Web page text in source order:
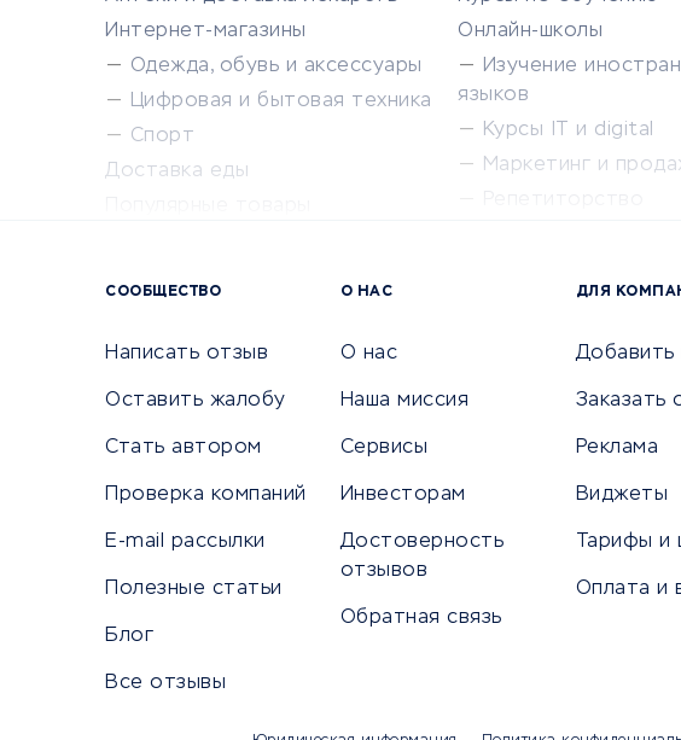
Интернет-магазины
Одежда, обувь и аксессуары
Цифровая и бытовая техника
Спорт
Доставка еды
Онлайн-школы
Изучение
языков
Курсы IT и digital
Маркетинг и
Университеты
Кредитные карты
Дебетовые карты
Микрофинансовые организации
Платежные системы
Покупка билетов
Бронирование
Санатории
Авиакомпании
СООБЩЕСТВО
Написать отзыв
Оставить жалобу
Стать автором
Проверка компаний
E-mail рассылки
Полезные статьи
Блог
Все отзывы
О НАС
О нас
Наша миссия
Сервисы
Инвесторам
Достоверность
отзывов
Обратная связь
ДЛЯ
Добавить
Заказать
Реклама
Виджеты
Тарифы и
Оплата и